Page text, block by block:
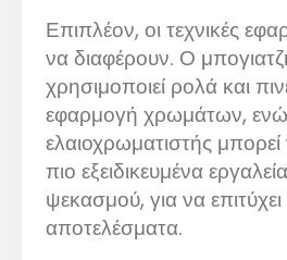
Επιπλέον, οι τεχνικές
να διαφέρουν. Ο
χρησιμοποιεί ρολά και
εφαρμογή χρωμάτων,
ελαιοχρωματιστής
πιο εξειδικευμένα
ψεκασμού, για να
αποτελέσματα.